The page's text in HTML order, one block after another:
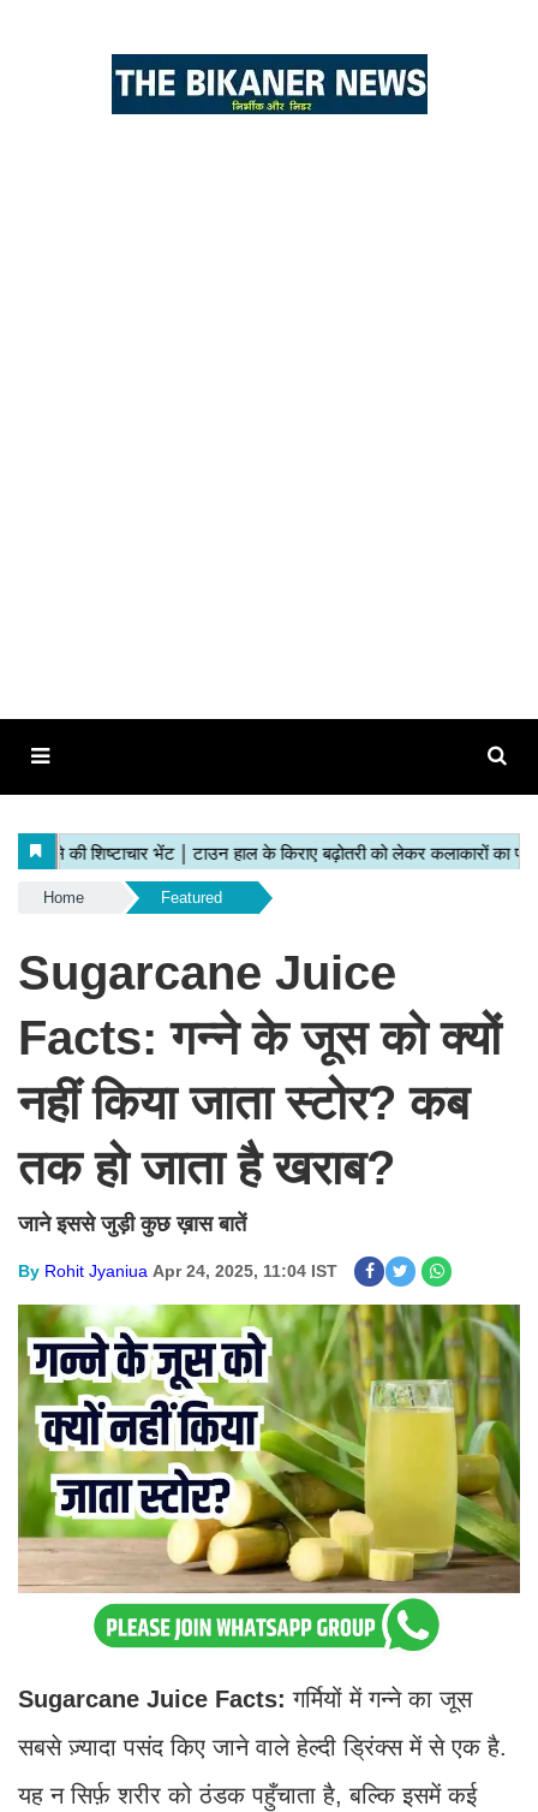
Home Featured
Sugarcane Juice
Facts: गन्ने के जूस को क्यों
नहीं किया जाता स्टोर? कब
तक हो जाता है खराब?
जाने इससे जुड़ी कुछ ख़ास बातें
By Rohit Jyaniua Apr 24, 2025, 11:04 IST
Sugarcane Juice Facts: गर्मियों में गन्ने का जूस
सबसे ज़्यादा पसंद किए जाने वाले हेल्दी ड्रिंक्स में से एक है.
यह न सिर्फ़ शरीर को ठंडक पहुँचाता है, बल्कि इसमें कई